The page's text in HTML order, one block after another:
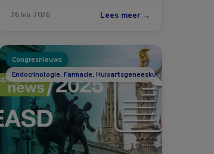
26 feb. 2026 Lees meer →
Congresnieuws
Endocrinologie, Farmacie, Huisartsgeneeskunde,